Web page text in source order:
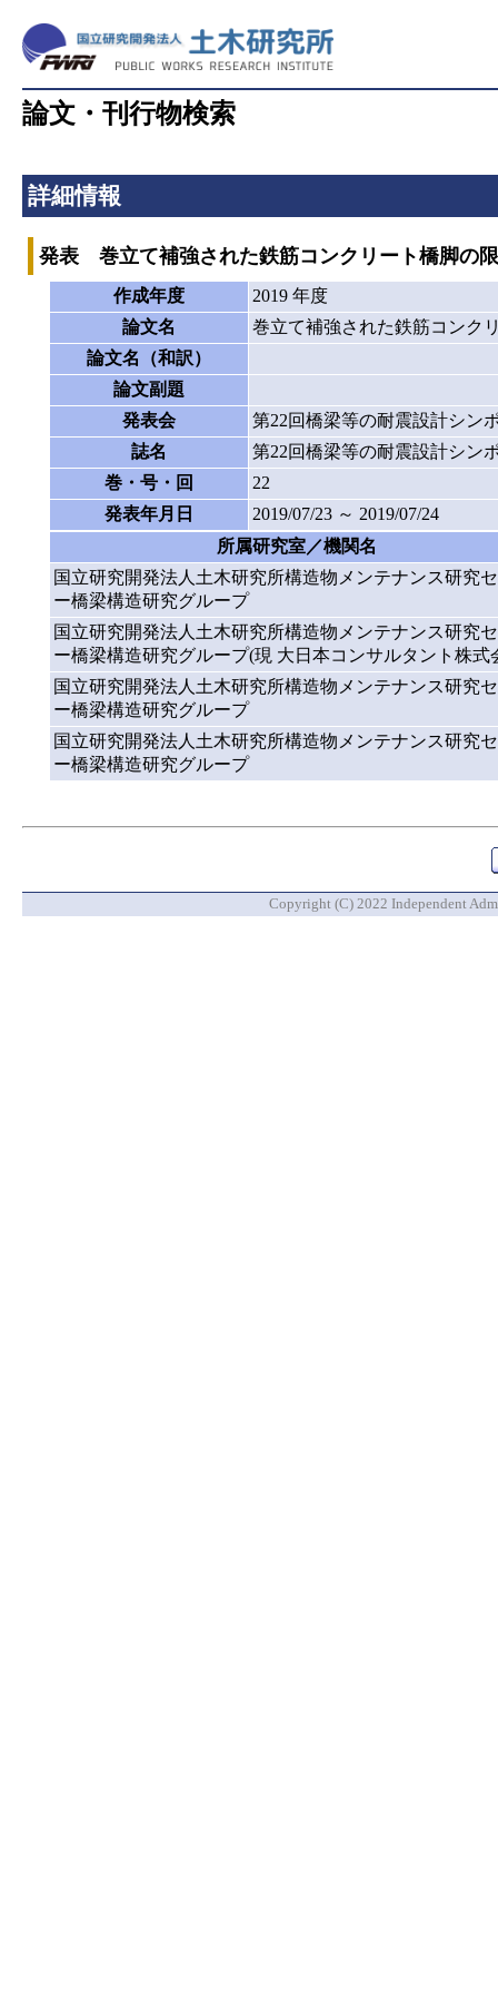
論文・刊行物検索
詳細情報
発表 巻立て補強された鉄筋コンクリート橋脚の
作成年度
2019 年度
論文名
巻立て補強された鉄筋コンク
論文名（和訳）
論文副題
発表会
第22回橋梁等の耐震設計シン
誌名
第22回橋梁等の耐震設計シン
巻・号・回
22
発表年月日
2019/07/23 ～ 2019/07/24
所属研究室／機関名
国立研究開発法人土木研究所構造物メンテナンス研究
ー橋梁構造研究グループ
国立研究開発法人土木研究所構造物メンテナンス研究
ー橋梁構造研究グループ(現 大日本コンサルタント株式
国立研究開発法人土木研究所構造物メンテナンス研究
ー橋梁構造研究グループ
国立研究開発法人土木研究所構造物メンテナンス研究
ー橋梁構造研究グループ
Copyright (C) 2022 Independent